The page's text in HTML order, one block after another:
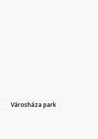
Városháza park